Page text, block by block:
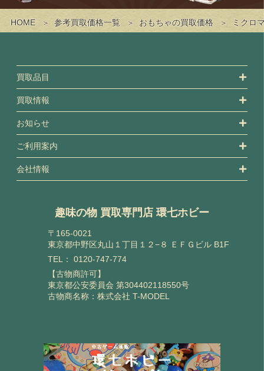
HOME 参考買取価格一覧 おもちゃの買取価格 ミクロ
買取品目
買取情報
お知らせ
ご利用案内
会社情報
趣味の物 買取専門店 環七ホビー
〒165-0021
東京都中野区丸山１丁目１２−８ ＥＦＧビル B1F
TEL： 0120-747-774
【古物商許可】
東京都公安委員会 第304402118550号
古物商名称：株式会社 T-MODEL